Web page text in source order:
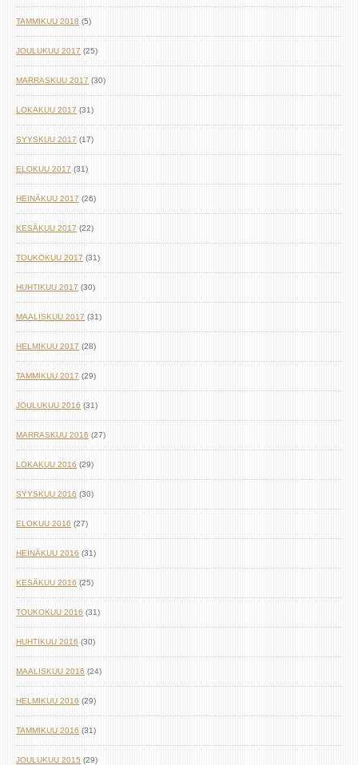
TAMMIKUU 2018 (5)
JOULUKUU 2017 (25)
MARRASKUU 2017 (30)
LOKAKUU 2017 (31)
SYYSKUU 2017 (17)
ELOKUU 2017 (31)
HEINÄKUU 2017 (26)
KESÄKUU 2017 (22)
TOUKOKUU 2017 (31)
HUHTIKUU 2017 (30)
MAALISKUU 2017 (31)
HELMIKUU 2017 (28)
TAMMIKUU 2017 (29)
JOULUKUU 2016 (31)
MARRASKUU 2016 (27)
LOKAKUU 2016 (29)
SYYSKUU 2016 (30)
ELOKUU 2016 (27)
HEINÄKUU 2016 (31)
KESÄKUU 2016 (25)
TOUKOKUU 2016 (31)
HUHTIKUU 2016 (30)
MAALISKUU 2016 (24)
HELMIKUU 2016 (29)
TAMMIKUU 2016 (31)
JOULUKUU 2015 (29)